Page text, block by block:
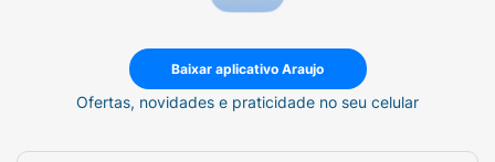
Baixar aplicativo Araujo
Ofertas, novidades e praticidade no seu celular